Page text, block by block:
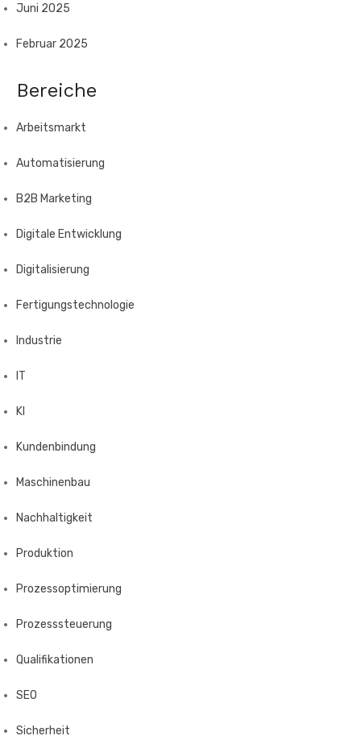
Juni 2025
Februar 2025
Bereiche
Arbeitsmarkt
Automatisierung
B2B Marketing
Digitale Entwicklung
Digitalisierung
Fertigungstechnologie
Industrie
IT
KI
Kundenbindung
Maschinenbau
Nachhaltigkeit
Produktion
Prozessoptimierung
Prozesssteuerung
Qualifikationen
SEO
Sicherheit